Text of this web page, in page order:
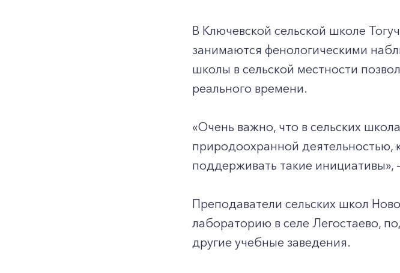
В Ключевской сельской школе
занимаются фенологическими
школы в сельской местности
реального времени.
«Очень важно, что в сельских
природоохранной
поддерживать такие
Преподаватели сельских школ
лабораторию в селе Легостаево,
другие учебные заведения.